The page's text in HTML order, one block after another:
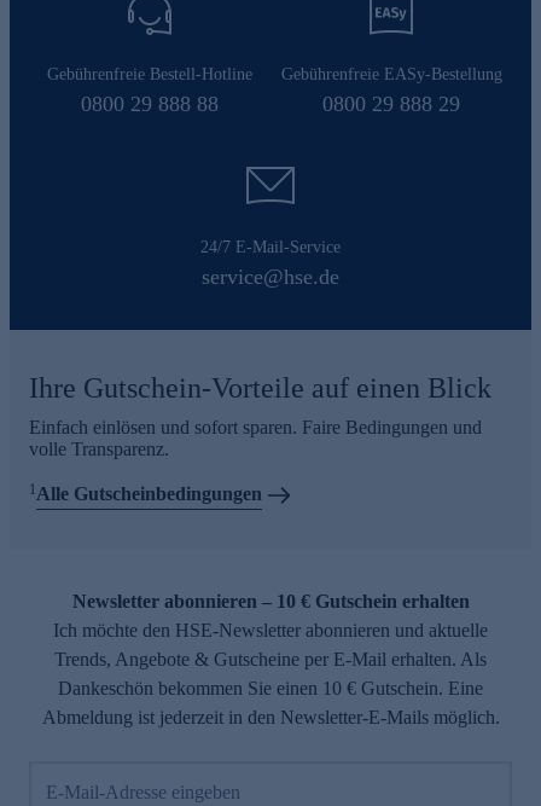
Gebührenfreie Bestell-Hotline
0800 29 888 88
Gebührenfreie EASy-Bestellung
0800 29 888 29
24/7 E-Mail-Service
service@hse.de
Ihre Gutschein-Vorteile auf einen Blick
Einfach einlösen und sofort sparen. Faire Bedingungen und
volle Transparenz.
1Alle Gutscheinbedingungen
Newsletter abonnieren – 10 € Gutschein erhalten
Ich möchte den HSE-Newsletter abonnieren und aktuelle
Trends, Angebote & Gutscheine per E-Mail erhalten. Als
Dankeschön bekommen Sie einen 10 € Gutschein. Eine
Abmeldung ist jederzeit in den Newsletter-E-Mails möglich.
E-Mail-Adresse eingeben